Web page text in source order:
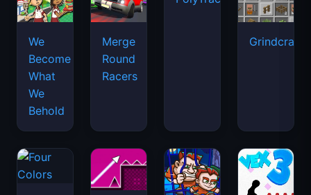
We
Become
What
We
Behold
Merge
Round
Racers
Grindcraft